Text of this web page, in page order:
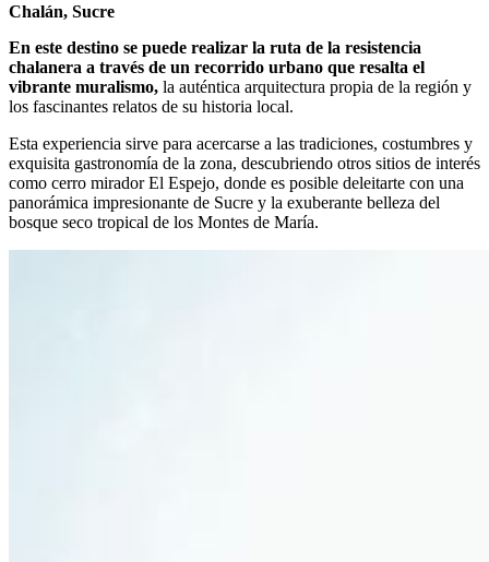
Chalán, Sucre
En este destino se puede realizar la ruta de la resistencia
chalanera a través de un recorrido urbano que resalta el
vibrante muralismo, la auténtica arquitectura propia de la región y
los fascinantes relatos de su historia local.
Esta experiencia sirve para acercarse a las tradiciones, costumbres y
exquisita gastronomía de la zona, descubriendo otros sitios de interés
como cerro mirador El Espejo, donde es posible deleitarte con una
panorámica impresionante de Sucre y la exuberante belleza del
bosque seco tropical de los Montes de María.